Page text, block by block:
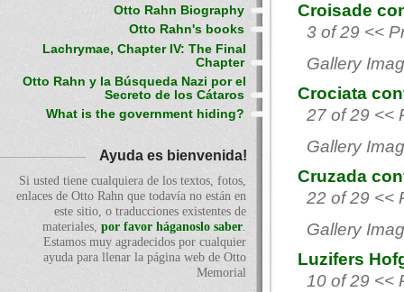
Croisade
3 of 29 <<
Gallery
Crociata
27 of 29 <<
Gallery
Cruzada
22 of 29 <<
Gallery
Luzifers
10 of 29 <<
Otto Rahn Biography
Otto Rahn's books
Lachrymae, Chapter IV: The Final
Chapter
Otto Rahn y la Búsqueda Nazi por el
Secreto de los Cátaros
What is the government hiding?
Ayuda es bienvenida!
Si usted tiene cualquiera de los textos, fotos,
enlaces de Otto Rahn que todavía no están en
este sitio, o traducciones existentes de
materiales, por favor háganoslo saber.
Estamos muy agradecidos por cualquier
ayuda para llenar la página web de Otto
Memorial